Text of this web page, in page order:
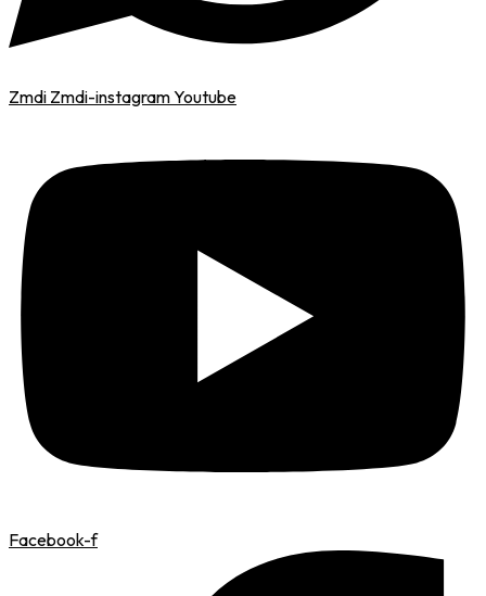
Zmdi Zmdi-instagramYoutube
Facebook-f